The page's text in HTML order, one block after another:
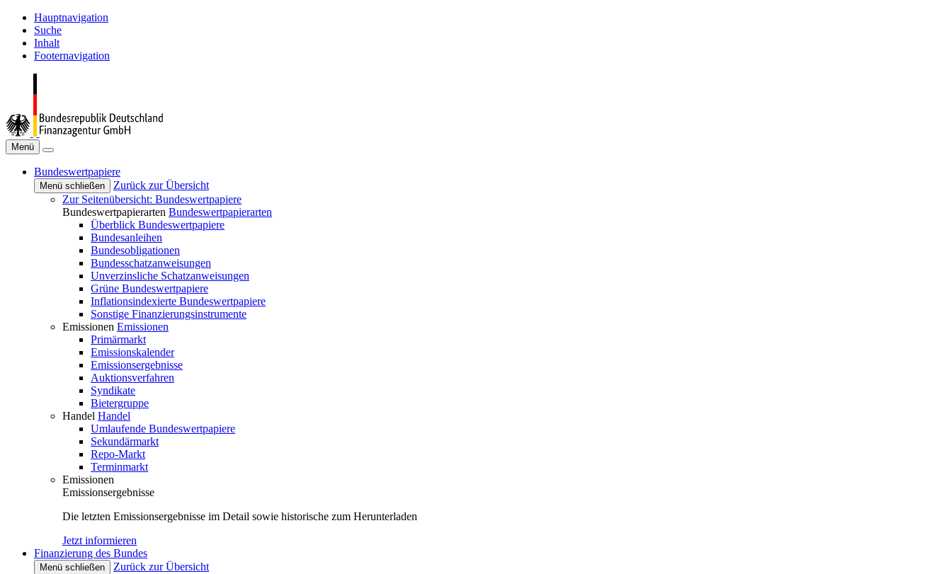
Hauptnavigation
Suche
Inhalt
Footernavigation
Menü
Bundeswertpapiere
Menü schließen
Zurück zur Übersicht
Zur Seitenübersicht: Bundeswertpapiere
Bundeswertpapierarten Bundeswertpapierarten
Überblick Bundeswertpapiere
Bundesanleihen
Bundesobligationen
Bundesschatzanweisungen
Unverzinsliche Schatzanweisungen
Grüne Bundeswertpapiere
Inflationsindexierte Bundeswertpapiere
Sonstige Finanzierungsinstrumente
Emissionen Emissionen
Primärmarkt
Emissionskalender
Emissionsergebnisse
Auktionsverfahren
Syndikate
Bietergruppe
Handel Handel
Umlaufende Bundeswertpapiere
Sekundärmarkt
Repo-Markt
Terminmarkt
Emissionen
Emissionsergebnisse
Die letzten Emissionsergebnisse im Detail sowie historische zum Herunterladen
Jetzt informieren
Finanzierung des Bundes
Menü schließen
Zurück zur Übersicht